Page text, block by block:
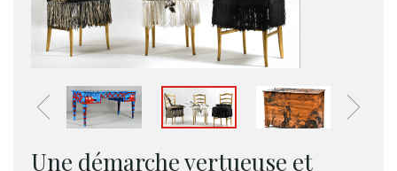
Une démarche vertueuse et